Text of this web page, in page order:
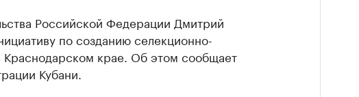
Российской Федерации Дмитрий
по созданию селекционно-
Краснодарском крае. Об этом сообщает
Кубани.